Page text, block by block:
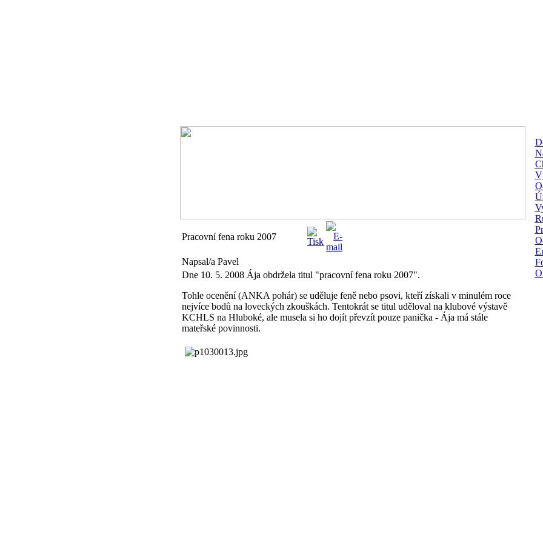
Pracovní fena roku 2007
Napsal/a Pavel
Dne 10. 5. 2008 Ája obdržela titul "pracovní fena roku 2007".
Tohle ocenění (ANKA pohár) se uděluje feně nebo psovi, kteří získali v minulém roce
nejvíce bodů na loveckých zkouškách. Tentokrát se titul uděloval na klubové výstavě
KCHLS na Hluboké, ale musela si ho dojít převzít pouze panička - Ája má stále
mateřské povinnosti.